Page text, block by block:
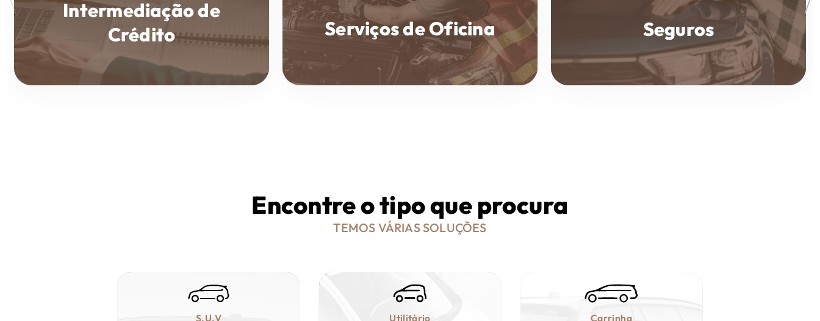
Intermediação de
Crédito
Serviços de Oficina Seguros
Encontre o tipo que procura
TEMOS VÁRIAS SOLUÇÕES
S.U.V
Utilitário
Carrinha